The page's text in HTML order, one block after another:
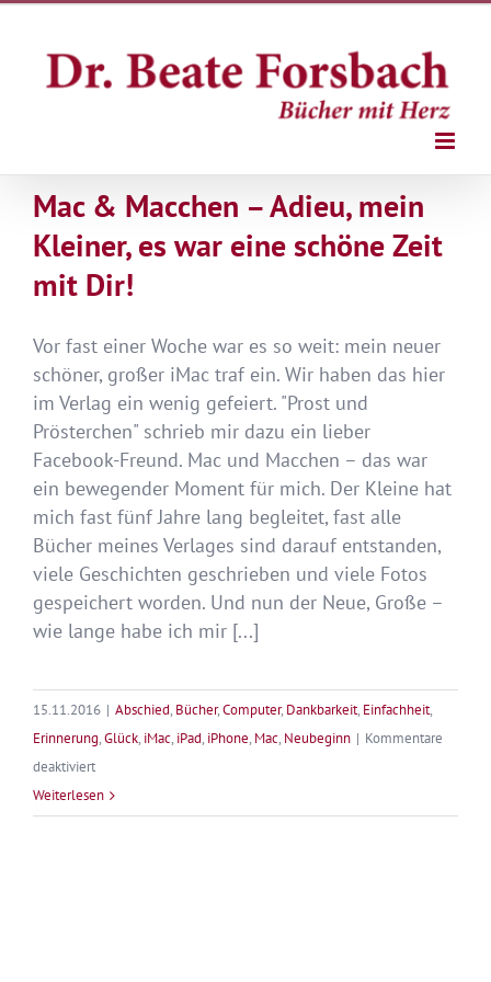
Zum
springen
Mac & Macchen – Adieu, mein
Kleiner, es war eine schöne Zeit
mit Dir!
Vor fast einer Woche war es so weit: mein neuer
schöner, großer iMac traf ein. Wir haben das hier
im Verlag ein wenig gefeiert. "Prost und
Prösterchen" schrieb mir dazu ein lieber
Facebook-Freund. Mac und Macchen – das war
ein bewegender Moment für mich. Der Kleine hat
mich fast fünf Jahre lang begleitet, fast alle
Bücher meines Verlages sind darauf entstanden,
viele Geschichten geschrieben und viele Fotos
gespeichert worden. Und nun der Neue, Große –
wie lange habe ich mir [...]
15.11.2016 | Abschied,Bücher,Computer,Dankbarkeit,Einfachheit,
Erinnerung,Glück,iMac,iPad,iPhone,Mac,Neubeginn | Kommentare
deaktiviertfür
Mac
&
Weiterlesen